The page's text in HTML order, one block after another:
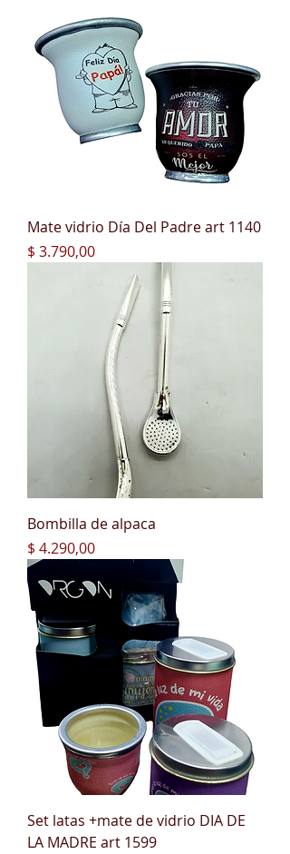
Mate vidrio Día Del Padre art 1140
Precio
$ 3.790,00
Bombilla de alpaca
Precio
$ 4.290,00
Set latas +mate de vidrio DIA DE
LA MADRE art 1599